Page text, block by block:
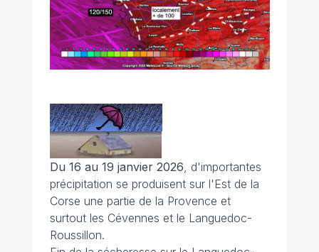
Du 16 au 19 janvier 2026, d'importantes
précipitation se produisent sur l'Est de la
Corse une partie de la Provence et
surtout les Cévennes et le Languedoc-
Roussillon.